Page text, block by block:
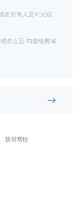
名所有人及时完成
名页面-勾选续费域
获得帮助